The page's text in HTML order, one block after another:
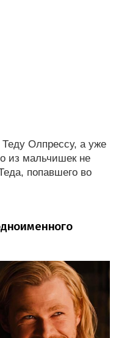
Теду Олпрессу, а уже
из мальчишек не
попавшего во